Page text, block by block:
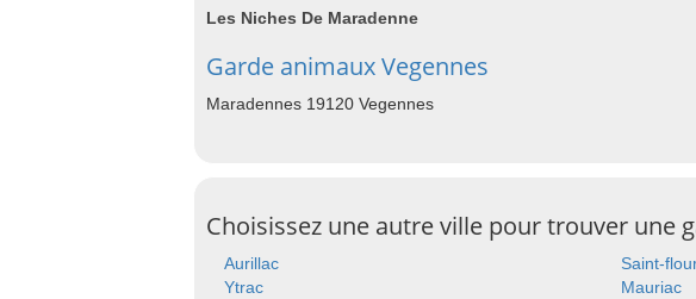
Les Niches De Maradenne
Garde animaux Vegennes
Maradennes 19120 Vegennes
Choisissez une autre ville pour trouver une
Aurillac Saint-
Ytrac
Mauriac